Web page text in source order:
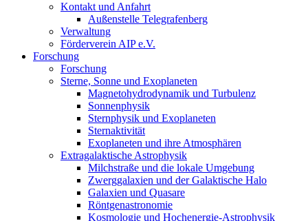
Kontakt und Anfahrt
Außenstelle Telegrafenberg
Verwaltung
Förderverein AIP e.V.
Forschung
Forschung
Sterne, Sonne und Exoplaneten
Magnetohydrodynamik und Turbulenz
Sonnenphysik
Sternphysik und Exoplaneten
Sternaktivität
Exoplaneten und ihre Atmosphären
Extragalaktische Astrophysik
Milchstraße und die lokale Umgebung
Zwerggalaxien und der Galaktische Halo
Galaxien und Quasare
Röntgenastronomie
Kosmologie und Hochenergie-Astrophysik